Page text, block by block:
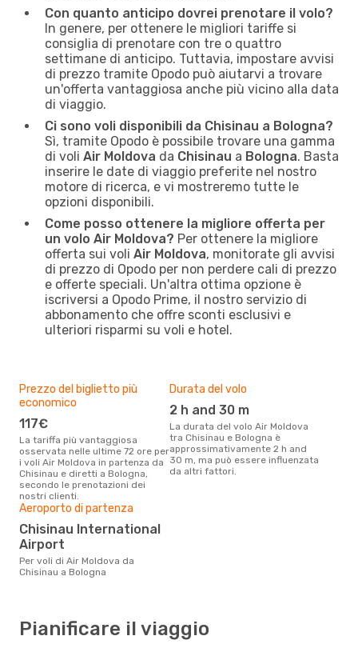
Con quanto anticipo dovrei prenotare il volo?
In genere, per ottenere le migliori tariffe si
consiglia di prenotare con tre o quattro
settimane di anticipo. Tuttavia, impostare avvisi
di prezzo tramite Opodo può aiutarvi a trovare
un'offerta vantaggiosa anche più vicino alla data
di viaggio.
Ci sono voli disponibili da Chisinau a Bologna?
Sì, tramite Opodo è possibile trovare una gamma
di voli Air Moldova da Chisinau a Bologna. Basta
inserire le date di viaggio preferite nel nostro
motore di ricerca, e vi mostreremo tutte le
opzioni disponibili.
Come posso ottenere la migliore offerta per
un volo Air Moldova? Per ottenere la migliore
offerta sui voli Air Moldova, monitorate gli avvisi
di prezzo di Opodo per non perdere cali di prezzo
e offerte speciali. Un'altra ottima opzione è
iscriversi a Opodo Prime, il nostro servizio di
abbonamento che offre sconti esclusivi e
ulteriori risparmi su voli e hotel.
Prezzo del biglietto più
economico
117€
La tariffa più vantaggiosa
osservata nelle ultime 72 ore per
i voli Air Moldova in partenza da
Chisinau e diretti a Bologna,
secondo le prenotazioni dei
nostri clienti.
Durata del volo
2 h and 30 m
La durata del volo Air Moldova
tra Chisinau e Bologna è
approssimativamente 2 h and
30 m, ma può essere influenzata
da altri fattori.
Aeroporto di partenza
Chisinau International
Airport
Per voli di Air Moldova da
Chisinau a Bologna
Pianificare il viaggio